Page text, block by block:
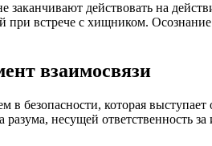
действовать на
встрече с хищником.
взаимосвязи
которая выступает
разума, несущей ответственность